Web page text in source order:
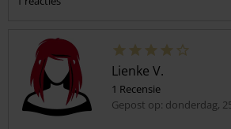
Gepost op: woensdag, 12 november
Ik moet helaas melden dat dit helaas
de ritssluiting gaat inderdaad erg
vandaag hierdoor kapot gegaan en
jassen meer te kopen met een
Ik heb al 2x deze jas opnieuw
Lienke V.
1 Recensie
Gepost op: donderdag,